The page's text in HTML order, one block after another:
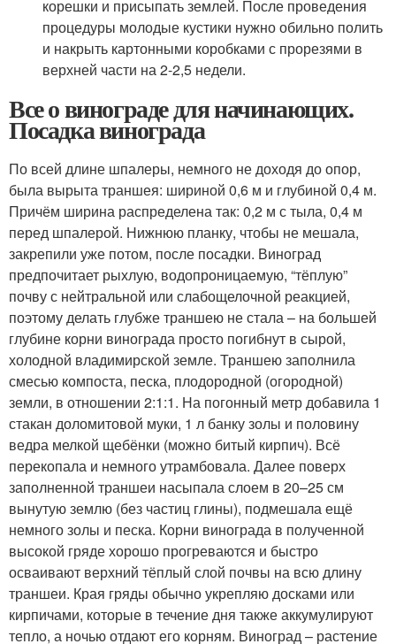
корешки и присыпать землей. После проведения
процедуры молодые кустики нужно обильно полить
и накрыть картонными коробками с прорезями в
верхней части на 2-2,5 недели.
Все о винограде для начинающих.
Посадка винограда
По всей длине шпалеры, немного не доходя до опор,
была вырыта траншея: шириной 0,6 м и глубиной 0,4 м.
Причём ширина распределена так: 0,2 м с тыла, 0,4 м
перед шпалерой. Нижнюю планку, чтобы не мешала,
закрепили уже потом, после посадки. Виноград
предпочитает рыхлую, водопроницаемую, “тёплую”
почву с нейтральной или слабощелочной реакцией,
поэтому делать глубже траншею не стала – на большей
глубине корни винограда просто погибнут в сырой,
холодной владимирской земле. Траншею заполнила
смесью компоста, песка, плодородной (огородной)
земли, в отношении 2:1:1. На погонный метр добавила 1
стакан доломитовой муки, 1 л банку золы и половину
ведра мелкой щебёнки (можно битый кирпич). Всё
перекопала и немного утрамбовала. Далее поверх
заполненной траншеи насыпала слоем в 20–25 см
вынутую землю (без частиц глины), подмешала ещё
немного золы и песка. Корни винограда в полученной
высокой гряде хорошо прогреваются и быстро
осваивают верхний тёплый слой почвы на всю длину
траншеи. Края гряды обычно укрепляю досками или
кирпичами, которые в течение дня также аккумулируют
тепло, а ночью отдают его корням. Виноград – растение